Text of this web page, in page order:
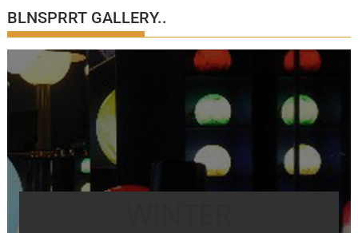
BLNSPRRT GALLERY..